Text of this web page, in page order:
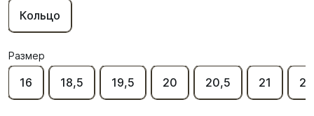
Кольцо
Размер
16 18,5 19,5 20 20,5 21